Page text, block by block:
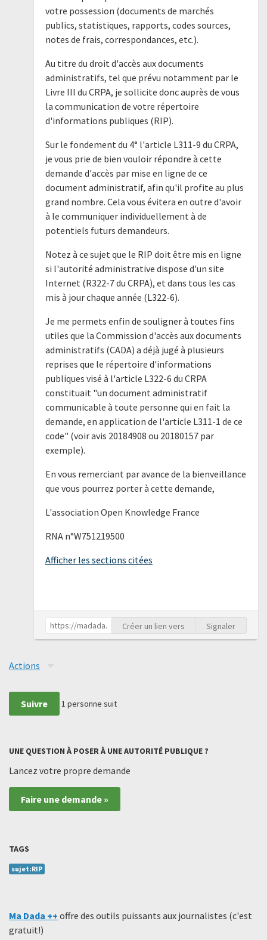
votre possession (documents de marchés
publics, statistiques, rapports, codes sources,
notes de frais, correspondances, etc.).
Au titre du droit d'accès aux documents
administratifs, tel que prévu notamment par le
Livre III du CRPA, je sollicite donc auprès de vous
la communication de votre répertoire
d'informations publiques (RIP).
Sur le fondement du 4° l'article L311-9 du CRPA,
je vous prie de bien vouloir répondre à cette
demande d'accès par mise en ligne de ce
document administratif, afin qu'il profite au plus
grand nombre. Cela vous évitera en outre d'avoir
à le communiquer individuellement à de
potentiels futurs demandeurs.
Notez à ce sujet que le RIP doit être mis en ligne
si l'autorité administrative dispose d'un site
Internet (R322-7 du CRPA), et dans tous les cas
mis à jour chaque année (L322-6).
Je me permets enfin de souligner à toutes fins
utiles que la Commission d'accès aux documents
administratifs (CADA) a déjà jugé à plusieurs
reprises que le répertoire d'informations
publiques visé à l'article L322-6 du CRPA
constituait "un document administratif
communicable à toute personne qui en fait la
demande, en application de l'article L311-1 de ce
code" (voir avis 20184908 ou 20180157 par
exemple).
En vous remerciant par avance de la bienveillance
que vous pourrez porter à cette demande,
L'association Open Knowledge France
RNA n°W751219500
Afficher les sections citées
Créer un lien vers Signaler
Actions
Suivre 1 personne suit
UNE QUESTION À POSER À UNE AUTORITÉ PUBLIQUE ?
Lancez votre propre demande
Faire une demande »
TAGS
sujet:RIP
Ma Dada ++ offre des outils puissants aux journalistes (c'est
gratuit!)